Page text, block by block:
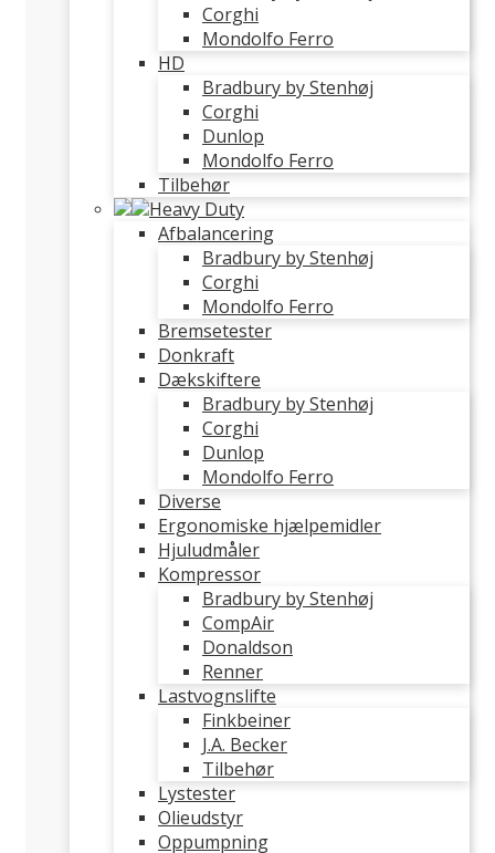
Corghi
Mondolfo Ferro
HD
Bradbury by Stenhøj
Corghi
Dunlop
Mondolfo Ferro
Tilbehør
Heavy Duty
Afbalancering
Bradbury by Stenhøj
Corghi
Mondolfo Ferro
Bremsetester
Donkraft
Dækskiftere
Bradbury by Stenhøj
Corghi
Dunlop
Mondolfo Ferro
Diverse
Ergonomiske hjælpemidler
Hjuludmåler
Kompressor
Bradbury by Stenhøj
CompAir
Donaldson
Renner
Lastvognslifte
Finkbeiner
J.A. Becker
Tilbehør
Lystester
Olieudstyr
Oppumpning